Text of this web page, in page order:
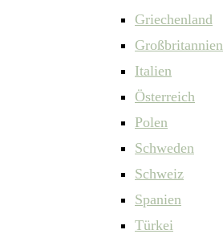
Griechenland
Großbritannien
Italien
Österreich
Polen
Schweden
Schweiz
Spanien
Türkei